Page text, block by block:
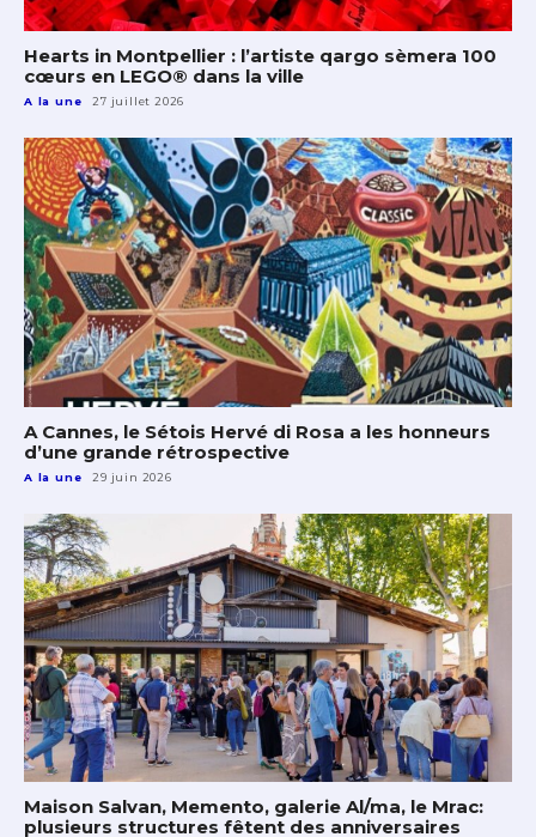
Hearts in Montpellier : l’artiste qargo sèmera 100
cœurs en LEGO® dans la ville
A la une 27 juillet 2026
A Cannes, le Sétois Hervé di Rosa a les honneurs
d’une grande rétrospective
A la une 29 juin 2026
Maison Salvan, Memento, galerie Al/ma, le Mrac:
plusieurs structures fêtent des anniversaires